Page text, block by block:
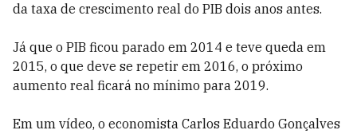
da taxa de crescimento real do PIB dois anos antes.
Já que o PIB ficou parado em 2014 e teve queda em
2015, o que deve se repetir em 2016, o próximo
aumento real ficará no mínimo para 2019.
Em um vídeo, o economista Carlos Eduardo Gonçalves